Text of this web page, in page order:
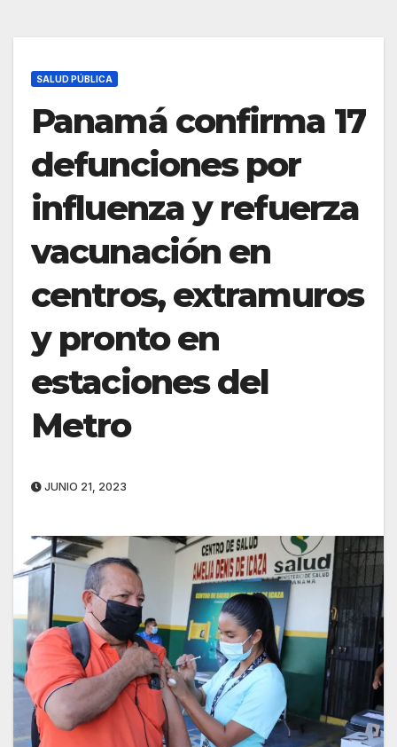
SALUD PÚBLICA
Panamá confirma 17
defunciones por
influenza y refuerza
vacunación en
centros, extramuros
y pronto en
estaciones del
Metro
JUNIO 21, 2023